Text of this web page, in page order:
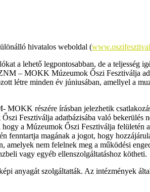
hivatalos weboldal (
a lehető legpontosabban, de a teljesség
– MOKK Múzeumok Őszi Fesztiválja
létre minden év júniusában, amellyel a
MOKK részére írásban jelezhetik
Fesztiválja adatbázisába való bekerülés
a Múzeumok Őszi Fesztiválja felületén
fenntartja magának a jogot, hogy
amelyek nem felelnek meg a működési
vagy egyéb ellenszolgáltatáshoz kötheti.
anyagát szolgáltatták. Az intézmények